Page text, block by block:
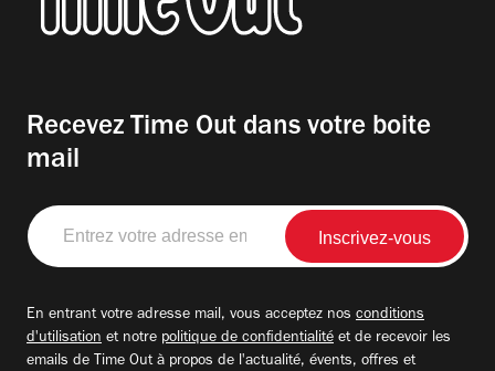
Recevez Time Out dans votre boite
mail
Entrez
votre
adresse
En entrant votre adresse mail, vous acceptez nos conditions
d'utilisation et notre politique de confidentialité et de recevoir les
emails de Time Out à propos de l'actualité, évents, offres et